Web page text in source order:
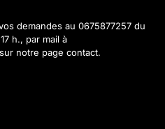
demandes au 0675877257 du
h., par mail à
notre page contact.